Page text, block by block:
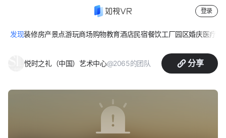
登录
发现装修房产景点游玩商场购物教育酒店民宿餐饮工厂园区婚庆医疗
悦时之礼 · 法式厅
悦时之礼（中国）艺术中心@2065的团队 分享